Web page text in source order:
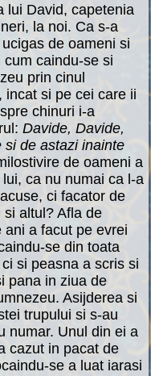
lui David, capetenia
la noi. Ca s-a
de oameni si
caindu-se si
prin cinul
incat si pe cei care ii
chinuri i-a
Davide, Davide,
si de astazi inainte
de oameni a
ca nu numai ca l-a
ci facator de
altul? Afla de
a facut pe evrei
se din toata
si peasna a scris si
pana in ziua de
Asijderea si
trupului si s-au
numar. Unul din ei a
cazut in pacat de
se a luat iarasi